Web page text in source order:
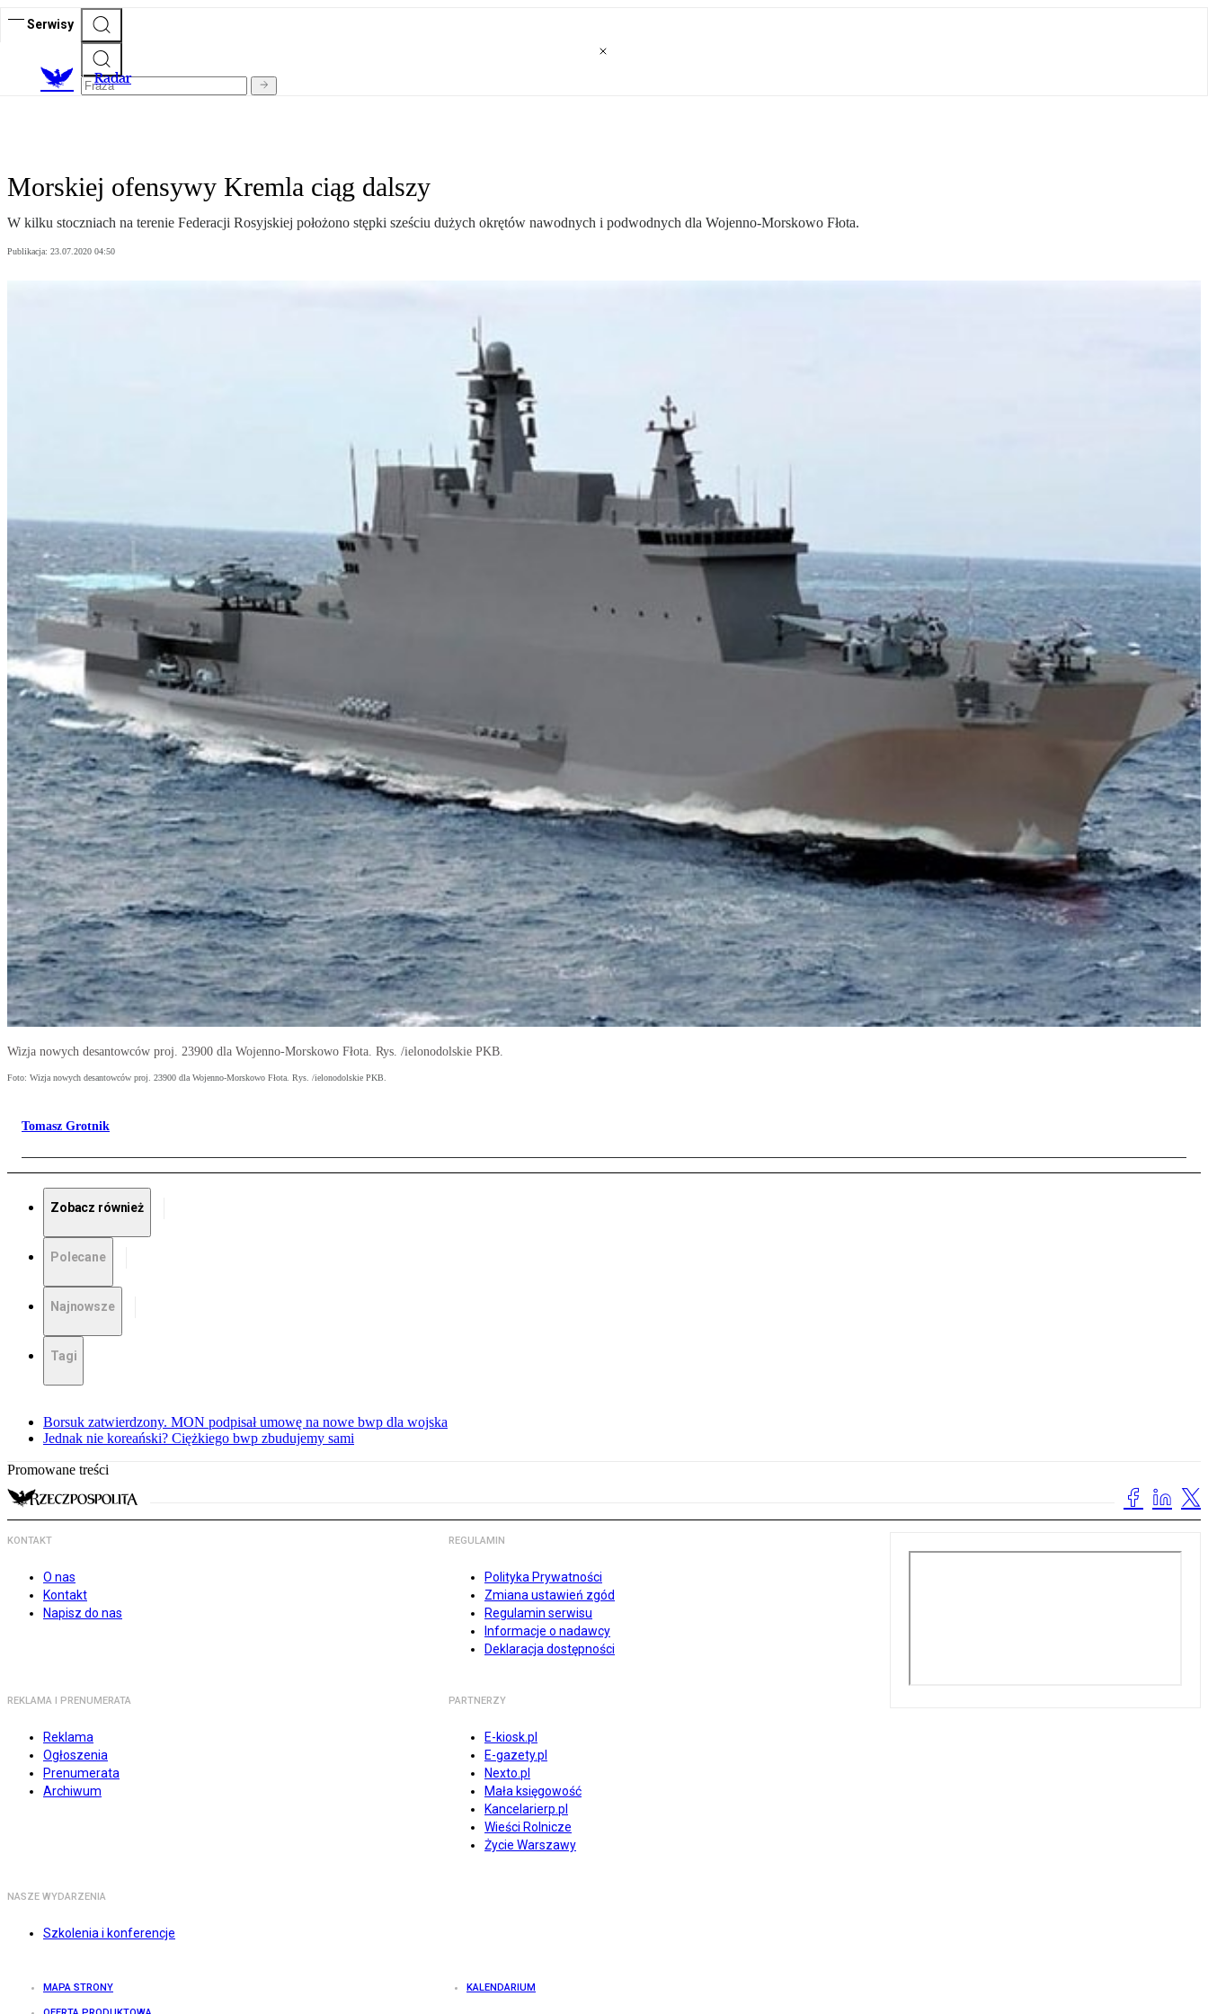
Serwisy
Radar
Morskiej ofensywy Kremla ciąg dalszy
W kilku stoczniach na terenie Federacji Rosyjskiej położono stępki sześciu dużych okrętów nawodnych i podwodnych dla Wojenno-Morskowo Fłota.
Publikacja: 23.07.2020 04:50
Wizja nowych desantowców proj. 23900 dla Wojenno-Morskowo Fłota. Rys. /ielonodolskie PKB.
Foto: Wizja nowych desantowców proj. 23900 dla Wojenno-Morskowo Fłota. Rys. /ielonodolskie PKB.
Tomasz Grotnik
Zobacz również
Polecane
Najnowsze
Tagi
Borsuk zatwierdzony. MON podpisał umowę na nowe bwp dla wojska
Jednak nie koreański? Ciężkiego bwp zbudujemy sami
Promowane treści
KONTAKT
O nas
Kontakt
Napisz do nas
REGULAMIN
Polityka Prywatności
Zmiana ustawień zgód
Regulamin serwisu
Informacje o nadawcy
Deklaracja dostępności
REKLAMA I PRENUMERATA
Reklama
Ogłoszenia
Prenumerata
Archiwum
PARTNERZY
E-kiosk.pl
E-gazety.pl
Nexto.pl
Mała księgowość
Kancelarierp.pl
Wieści Rolnicze
Życie Warszawy
NASZE WYDARZENIA
Szkolenia i konferencje
MAPA STRONY KALENDARIUM